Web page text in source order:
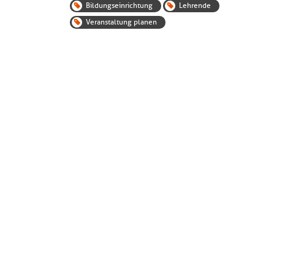
Bildungseinrichtung
Lehrende
Veranstaltung planen